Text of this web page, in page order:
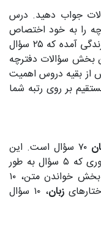
جواب دهید. درس
که سؤال ۲۶ تا ۵۰ دفترچه را به خود اختصاص
داده است. پس از عربی هم درس دین و زندگی آمده که ۲۵ سؤال
بخش سؤالات دفترچه
بقیه دروس اهمیت
بر روی رتبه شما
۷۰ سؤال است. این
سؤالات بودجه بندی متفاوتی دارند. به طوری که ۵ سؤال به طور
خاص مربوط به لغات است، ۲۰ سؤال از بخش خواندن متن، ۱۰
زبان
، ۱۰ سؤال